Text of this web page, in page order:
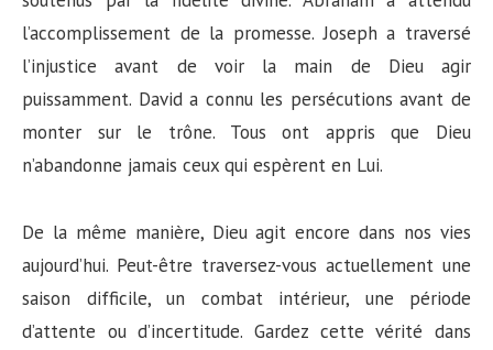
l’accomplissement de la promesse. Joseph a traversé
l’injustice avant de voir la main de Dieu agir
puissamment. David a connu les persécutions avant de
monter sur le trône. Tous ont appris que Dieu
n’abandonne jamais ceux qui espèrent en Lui.
De la même manière, Dieu agit encore dans nos vies
aujourd’hui. Peut-être traversez-vous actuellement une
saison difficile, un combat intérieur, une période
d’attente ou d’incertitude. Gardez cette vérité dans